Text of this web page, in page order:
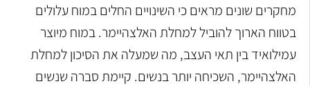
מחקרים שונים מראים כי השינויים החלים במוח עלולים
בטווח הארוך להוביל למחלת האלצהיימר. במוח מיוצר
עמילואיד בין תאי העצב, מה שמעלה את הסיכון למחלת
האלצהיימר, השכיחה יותר בנשים. קיימת סברה שנשים